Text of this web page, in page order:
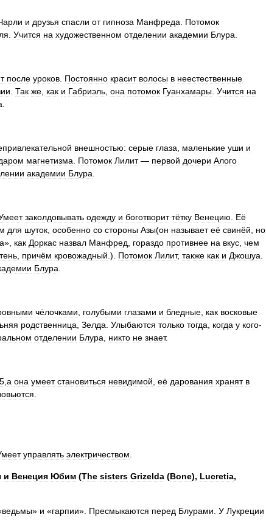
и друзья спасли от гипноза Манфреда
Потомок
Учится на художественном отделении академии Блура
после уроков Постоянно красит волосы в неестественные
Так же как и Габриэль она потомок Гуанхамары Учится на
внешностью: серые глаза маленькие уши и
магнетизма Потомок Лилит— первой дочери Алого
академии Блура
заколдовывать одежду и боготворит тётку Венецию
Её
для шуток особенно со стороны Азы(он называет её свинёй
но
», как Доркас назвал Манфред гораздо противнее на вкус чем
причём кровожадный .). Потомок Лилит, также как и Джошуа
Блура
чёлочками голубыми глазами и бледные как восковые
родственница Зелда Улыбаются только тогда когда у кого-
отделении Блура никто не знает.
5 а она умеет становиться невидимой её дарования хранят в
управлять электричеством
и Венеция Юбим (The sisters Grizelda (Bone), Lucretia,
ведьмы» и «гарпии». Пресмыкаются перед Блурами У Лукреции